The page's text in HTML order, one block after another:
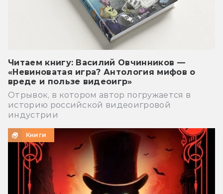
Читаем книгу: Василий Овчинников —
«Невиноватая игра? Антология мифов о
вреде и пользе видеоигр»
Отрывок, в котором автор погружается в
историю российской видеоигровой
индустрии
Книги